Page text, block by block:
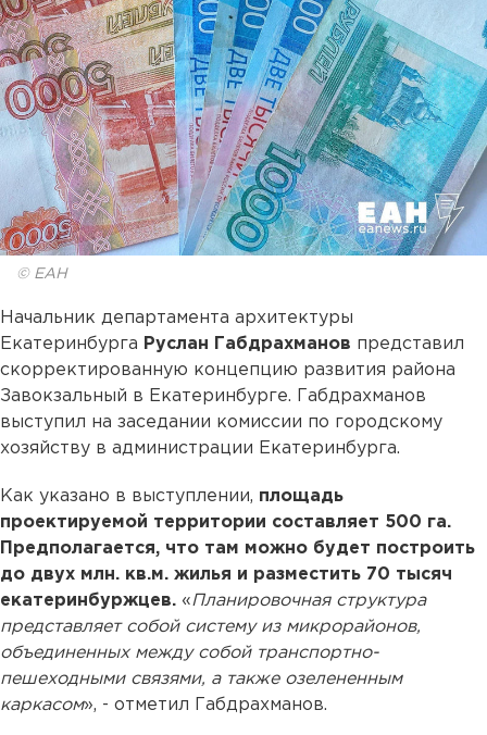
© ЕАН
Начальник департамента архитектуры
Екатеринбурга Руслан Габдрахманов представил
скорректированную концепцию развития района
Завокзальный в Екатеринбурге. Габдрахманов
выступил на заседании комиссии по городскому
хозяйству в администрации Екатеринбурга.
Как указано в выступлении, площадь
проектируемой территории составляет 500 га.
Предполагается, что там можно будет построить
до двух млн. кв.м. жилья и разместить 70 тысяч
екатеринбуржцев. «Планировочная структура
представляет собой систему из микрорайонов,
объединенных между собой транспортно-
пешеходными связями, а также озелененным
каркасом», - отметил Габдрахманов.